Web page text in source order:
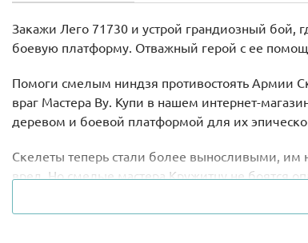
Закажи Лего 71730 и устрой грандиозный бой,
боевую платформу. Отважный герой с ее
Помоги смелым ниндзя противостоять Армии
враг Мастера Ву. Купи в нашем интернет-
деревом и боевой платформой для их
Скелеты теперь стали более выносливыми, им
вред. Но смелые мастера Кружитцу не боятся